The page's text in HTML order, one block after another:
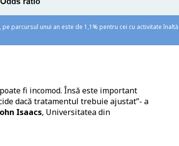
parcursul unui an este de 1,1% pentru cei cu activitate înaltă
fi incomod. Însă este important
dacă tratamentul trebuie ajustat”- a
Isaacs, Universitatea din